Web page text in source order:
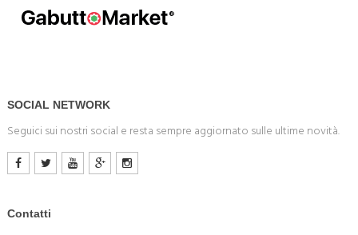
SOCIAL NETWORK
Seguici sui nostri social e resta sempre aggiornato sulle ultime novità.
Contatti